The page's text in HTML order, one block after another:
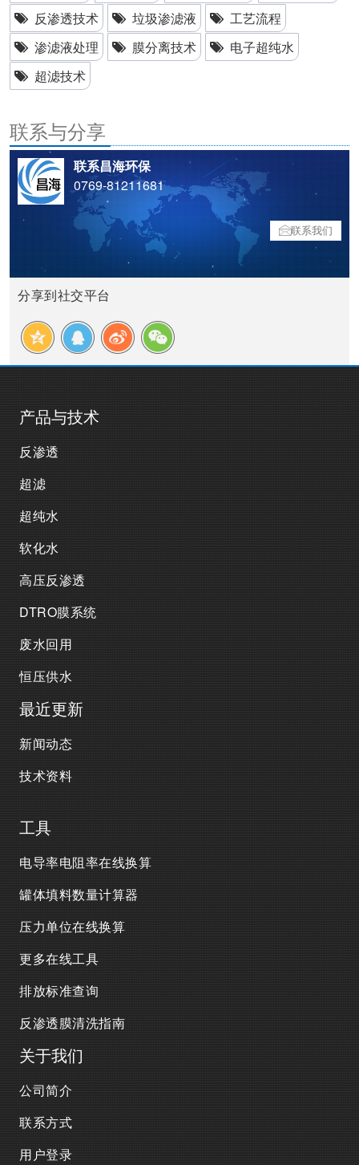
反渗透技术
垃圾渗滤液
工艺流程
渗滤液处理
膜分离技术
电子超纯水
超滤技术
联系与分享
联系昌海环保
0769-81211681
联系我们
分享到社交平台
产品与技术
反渗透
超滤
超纯水
软化水
高压反渗透
DTRO膜系统
废水回用
恒压供水
最近更新
新闻动态
技术资料
工具
电导率电阻率在线换算
罐体填料数量计算器
压力单位在线换算
更多在线工具
排放标准查询
反渗透膜清洗指南
关于我们
公司简介
联系方式
用户登录